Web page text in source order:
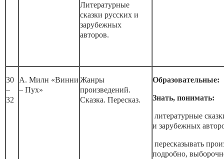
Литературные
сказки русских и
зарубежных
авторов.
30
–
32
А. Милн «Винни
– Пух»
Жанры
произведений.
Сказка. Пересказ.
Образовательные:
Знать, понимать:
литературные
и зарубежных
пересказывать
подробно,